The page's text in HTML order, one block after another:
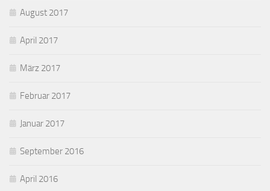
August 2017
April 2017
März 2017
Februar 2017
Januar 2017
September 2016
April 2016